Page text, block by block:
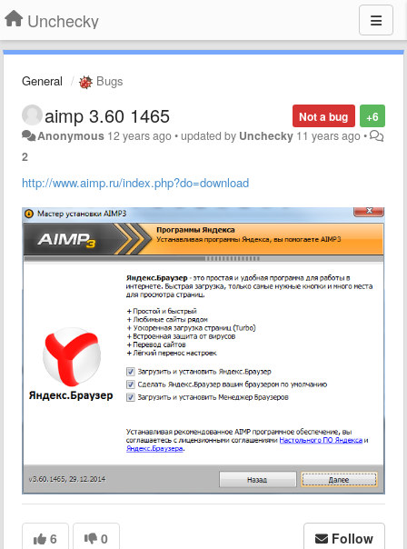
Unchecky
General Bugs
+6
Not a bug
aimp 3.60 1465
Anonymous 12 years ago•updated by Unchecky 11 years ago•
2
http://www.aimp.ru/index.php?do=download
6 0 Follow